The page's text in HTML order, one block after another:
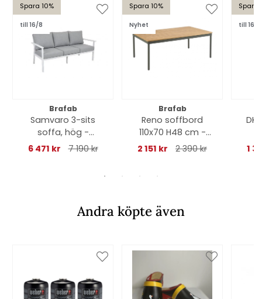
Spara 10%
till 16/8
Brafab
Samvaro 3-sits
soffa, hög -
vit/pearl grey dyna
6 471 kr 7 190 kr
Spara 10%
Nyhet
Brafab
Reno soffbord
110x70 H48 cm -
nordic
2 151 kr 2 390 kr
Spara
till 16/8
DK
1
Andra köpte även